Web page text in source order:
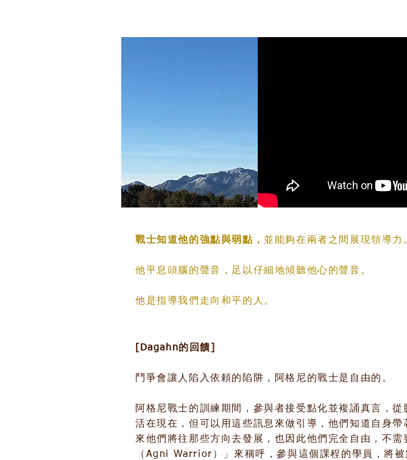
戰士知道他的強點與弱點， 並能夠在兩者之間展現領導力
他平息頭腦的聲音，足以仔細地傾聽他心的聲音。
他是指導我們走向和平的人。
[Dagahn的回饋]
鬥爭會讓人陷入依頼的陷阱，阿格尼的戰士是自由的。
阿格尼戰士的訓練期間，參與者接受點化並複誦真言，
活在現在，但可以用這些訊息來做引導，他們知道自身
來他們將往那些方向去發展，也因此他們完全自由，不
（Agni Warrior）」來稱呼，參與這個課程的學員，將被